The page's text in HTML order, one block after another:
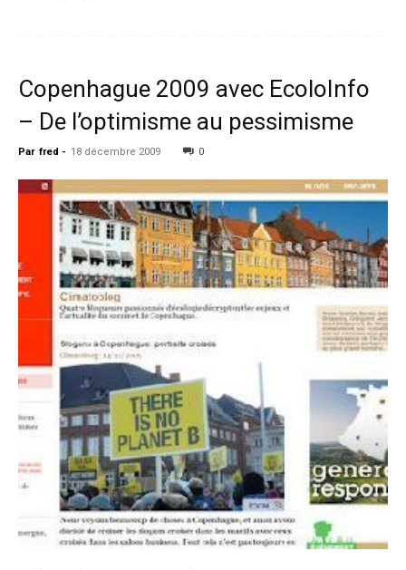
Copenhague 2009 avec EcoloInfo
– De l’optimisme au pessimisme
Par fred - 18 décembre 2009 0